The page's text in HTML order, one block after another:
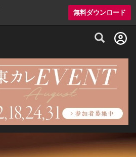
無料ダウンロード
グルメ情報・プレミアムレストラン予約